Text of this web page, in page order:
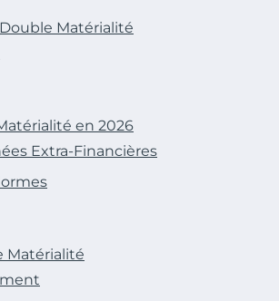
Matérialité
en 2026
Extra-Financières
Matérialité